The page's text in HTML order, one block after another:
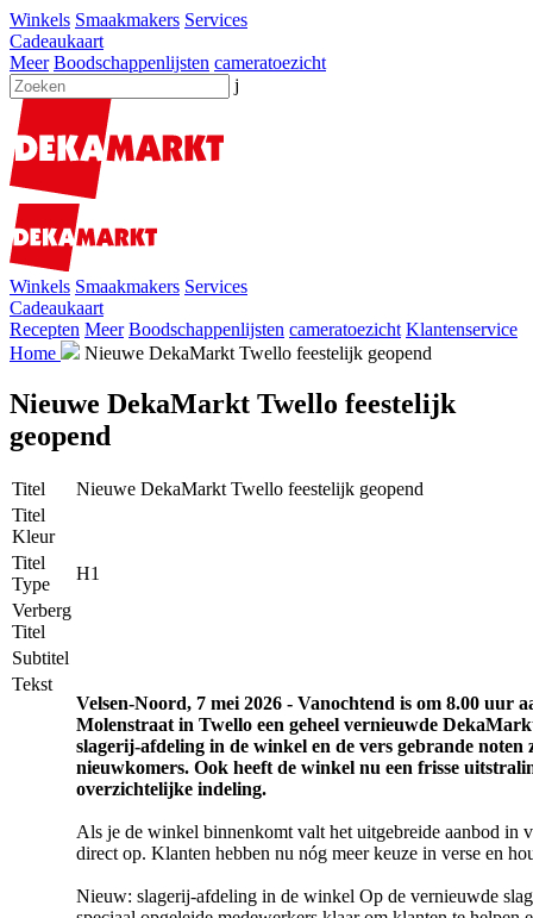
Winkels Smaakmakers Services
Cadeaukaart
Meer Boodschappenlijsten cameratoezicht
j
Winkels Smaakmakers Services
Cadeaukaart
Recepten Meer Boodschappenlijsten cameratoezicht Klantenservice
Home
Nieuwe DekaMarkt Twello feestelijk geopend
Nieuwe DekaMarkt Twello feestelijk
geopend
Titel
Nieuwe DekaMarkt Twello feestelijk geopend
Titel
Kleur
Titel
Type
H1
Verberg
Titel
Subtitel
Tekst
Velsen-Noord, 7 mei 2026 - Vanochtend is om 8.00 uur
Molenstraat in Twello een geheel vernieuwde
slagerij-afdeling in de winkel en de vers gebrande noten
nieuwkomers. Ook heeft de winkel nu een frisse
overzichtelijke indeling.
Als je de winkel binnenkomt valt het uitgebreide aanbod in
direct op. Klanten hebben nu nóg meer keuze in verse en
Nieuw: slagerij-afdeling in de winkel Op de vernieuwde